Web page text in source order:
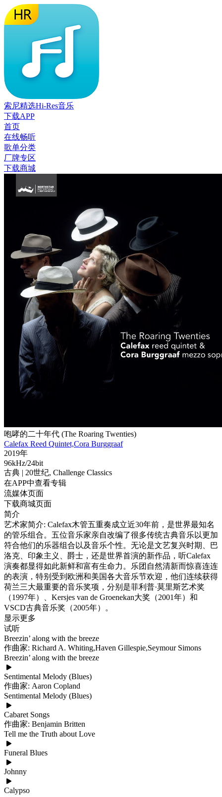
索尼精选Hi-Res音乐
下载APP
首页
在线畅听
歌单分类
厂牌专区
下载商城
咆哮的二十年代 (The Roaring Twenties)
Calefax Reed Quintet,Cora Burggraaf
2019年
96kHz/24bit
古典 | 20世纪, Challenge Classics
在APP中查看专辑
流媒体页面
下载商城页面
简介
艺术家简介: Calefax木管五重奏成立近30年前，是世界最知名
的管乐组合。五位音乐家亲自改编了很多传统古典音乐以更加
符合他们的乐器组合以及音乐个性。无论是文艺复兴时期、巴
洛克、印象主义、爵士，还是世界首演的新作品，听Calefax
演奏都显得如此新鲜和富有生命力。乐团自然清新而惊喜连连
的表演，特别受到欧洲和美国各大音乐节欢迎，他们连续获得
荷兰三大最重要的音乐奖项，分别是菲利普·莫里斯艺术奖
（1997年）、Kersjes van de Groenekan大奖（2001年）和
VSCD古典音乐奖（2005年）。
显示更多
试听
Breezin’ along with the breeze
作曲家: Richard A. Whiting,Haven Gillespie,Seymour Simons
Breezin’ along with the breeze
Sentimental Melody (Blues)
作曲家: Aaron Copland
Sentimental Melody (Blues)
Cabaret Songs
作曲家: Benjamin Britten
Tell me the Truth about Love
Funeral Blues
Johnny
Calypso